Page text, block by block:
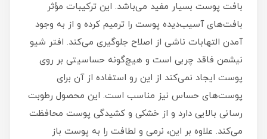
بافت پوست بسیار مفید می‌باشد. این ترکیبات مؤثر
بافت‌های آسیب‌دیده پوست را ترمیم کرده و از به وجود
آمدن التهابات ناشی از اصلاح جلوگیری می‌کند. افتر شیو
نیشمن فاقد چربی است و هیچ‌گونه حساسیتی بر روی
پوست ایجاد نمی‌کند از این رو استفاده از آن برای
پوست‌های حساس نیز مناسب است. این محصول رطوبت
رسانی بالایی دارد و از خشکی و کشیدگی پوست محافظت
می‌کند. علاوه بر این، نرمی و لطافت را به پوست باز